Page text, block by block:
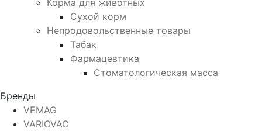
Корма для животных
Сухой корм
Непродовольственные товары
Табак
Фармацевтика
Стоматологическая масса
Бренды
VEMAG
VARIOVAC